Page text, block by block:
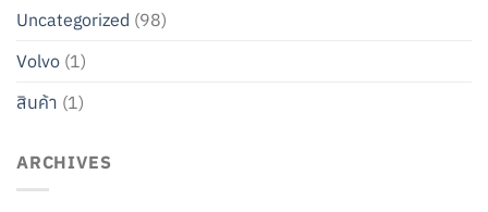
Uncategorized (98)
Volvo (1)
สินค้า (1)
ARCHIVES